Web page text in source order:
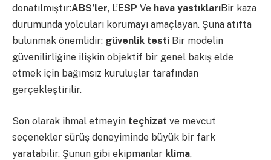
donatılmıştır:ABS’ler, L’ESP Ve hava yastıklarıBir kaza
durumunda yolcuları korumayı amaçlayan. Şuna atıfta
bulunmak önemlidir: güvenlik testi Bir modelin
güvenilirliğine ilişkin objektif bir genel bakış elde
etmek için bağımsız kuruluşlar tarafından
gerçekleştirilir.
Son olarak ihmal etmeyin teçhizat ve mevcut
seçenekler sürüş deneyiminde büyük bir fark
yaratabilir. Şunun gibi ekipmanlar klima,